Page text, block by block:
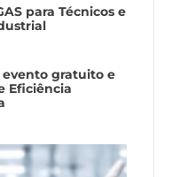
para Técnicos e
evento gratuito e
Eficiência